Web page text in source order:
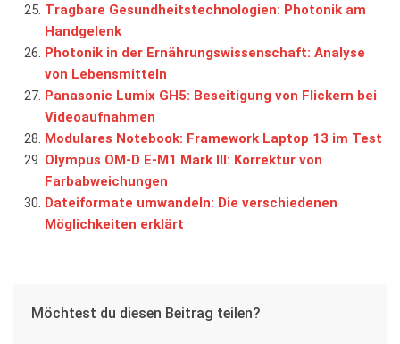
Tragbare Gesundheitstechnologien: Photonik am
Handgelenk
Photonik in der Ernährungswissenschaft: Analyse
von Lebensmitteln
Panasonic Lumix GH5: Beseitigung von Flickern bei
Videoaufnahmen
Modulares Notebook: Framework Laptop 13 im Test
Olympus OM-D E-M1 Mark III: Korrektur von
Farbabweichungen
Dateiformate umwandeln: Die verschiedenen
Möglichkeiten erklärt
Möchtest du diesen Beitrag teilen?